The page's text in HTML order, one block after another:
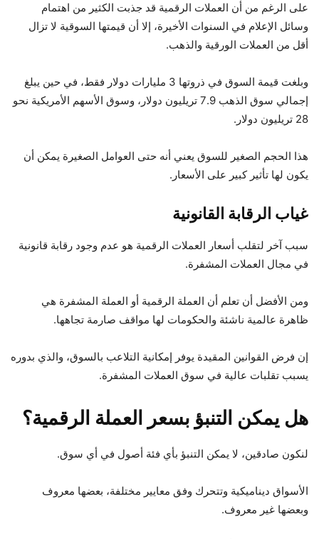
على الرغم من أن العملات الرقمية قد جذبت الكثير من اهتمام
وسائل الإعلام في السنوات الأخيرة، إلا أن قيمتها السوقية لا تزال
أقل من العملات الورقية والذهب.
وبلغت قيمة السوق في ذروتها 3 مليارات دولار فقط، في حين يبلغ
إجمالي سوق الذهب 7.9 تريليون دولار، وسوق الأسهم الأمريكية نحو
28 تريليون دولار.
هذا الحجم الصغير للسوق يعني أنه حتى العوامل الصغيرة يمكن أن
يكون لها تأثير كبير على الأسعار.
غياب الرقابة القانونية
سبب آخر لتقلب أسعار العملات الرقمية هو عدم وجود رقابة قانونية
في مجال العملات المشفرة.
ومن الأفضل أن تعلم أن العملة الرقمية أو العملة المشفرة هي
ظاهرة عالمية ناشئة والحكومات لها مواقف صارمة تجاهها.
إن فرض القوانين المقيدة يوفر إمكانية التلاعب بالسوق، والذي بدوره
يسبب تقلبات عالية في سوق العملات المشفرة.
هل يمكن التنبؤ بسعر العملة الرقمية؟
لنكون صادقين، لا يمكن التنبؤ بأي فئة أصول في أي سوق.
الأسواق ديناميكية وتتحرك وفق معايير مختلفة، بعضها معروف
وبعضها غير معروف.